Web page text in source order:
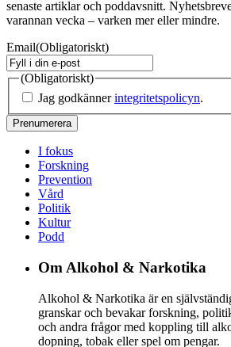
senaste artiklar och poddavsnitt.
varannan vecka – varken mer eller mindre.
Email(Obligatoriskt)
(Obligatoriskt)
Jag godkännerintegritetspolicyn.
I fokus
Forskning
Prevention
Vård
Politik
Kultur
Podd
Om Alkohol & Narkotika
Alkohol & Narkotika är en
granskar och bevakar forskning,
och andra frågor med koppling till
dopning, tobak eller spel om pengar.